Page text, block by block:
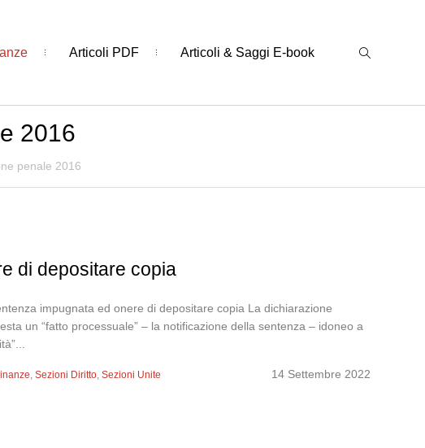
Articoli PDF Articoli & Saggi E-book
2016
penale 2016
di depositare copia
impugnata ed onere di depositare copia La dichiarazione
un “fatto processuale” – la notificazione della sentenza – idoneo a
14 Settembre 2022
,Sezioni Diritto,Sezioni Unite